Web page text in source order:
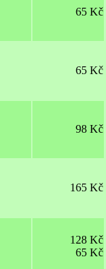
65 Kč
65 Kč
98 Kč
165 Kč
128 Kč
65 Kč